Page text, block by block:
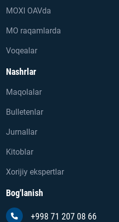
MOXI OAVda
MO raqamlarda
Voqealar
Nashrlar
Maqolalar
Bulletenlar
Jurnallar
Kitoblar
Xorijiy ekspertlar
Bog'lanish
+998 71 207 08 66